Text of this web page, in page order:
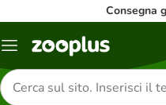
Consegna
Overview
Cerca
prodotti